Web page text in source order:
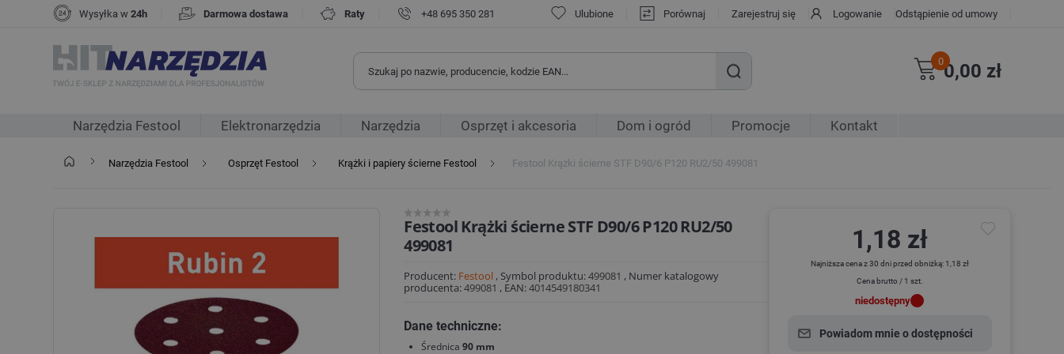
Wysyłka w24h Darmowa dostawa Raty +48 695 350 281 Ulubione Porównaj Zarejestruj się Logowanie Odstąpienie od umowy
00,00 zł
Narzędzia Festool Elektronarzędzia Narzędzia Osprzęt i akcesoria Dom i ogród Promocje Kontakt
Narzędzia Festool Osprzęt Festool Krążki i papiery ścierne Festool Festool Krążki ścierne STF D90/6 P120 RU2/50 499081
1,18 zł
Najniższa cena z 30 dni przed obniżką: 1,18 zł
Cena brutto / 1 szt.
niedostępny
Powiadom mnie o dostępności
Festool Krążki ścierne STF D90/6 P120 RU2/50
499081
Producent: Festool , Symbol produktu:499081 , Numer katalogowy
producenta:499081 , EAN:4014549180341
Dane techniczne:
Średnica90 mm